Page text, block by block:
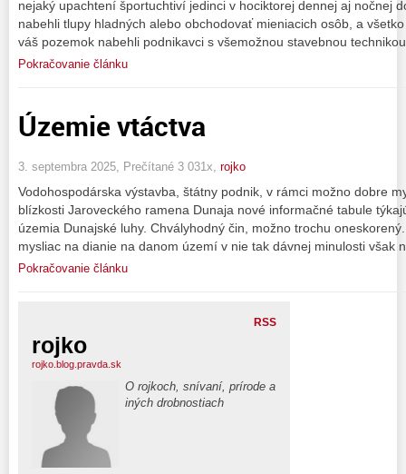
nejaký upachtení športuchtiví jedinci v hociktorej dennej aj nočnej
nabehli tlupy hladných alebo obchodovať mieniacich osôb, a
váš pozemok nabehli podnikavci s všemožnou stavebnou
Pokračovanie článku
Územie vtáctva
3. septembra 2025, Prečítané 3 031x, rojko
Vodohospodárska výstavba, štátny podnik, v rámci možno dobre
blízkosti Jaroveckého ramena Dunaja nové informačné tabule
územia Dunajské luhy. Chvályhodný čin, možno trochu
mysliac na dianie na danom území v nie tak dávnej minulosti
Pokračovanie článku
RSS
rojko
rojko.blog.pravda.sk
O rojkoch, snívaní, prírode a
iných drobnostiach